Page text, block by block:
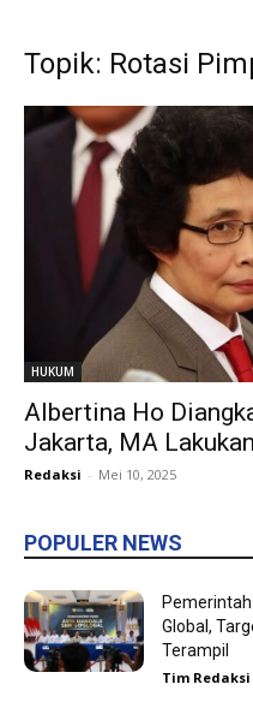
Topik: Rotasi
HUKUM
Albertina Ho
Jakarta, MA
Redaksi - Mei 10, 2025
POPULER NEWS
Global,
Terampil
Tim Redaksi